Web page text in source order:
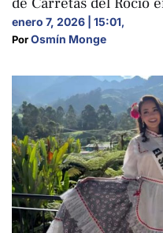
enero 7, 2026 | 15:01,
Por Osmín Monge